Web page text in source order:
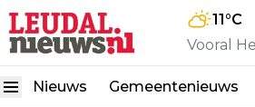
11°C
Vooral
Nieuws Gemeentenieuws